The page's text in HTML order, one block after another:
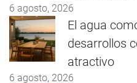
6 agosto, 2026
El agua
desarrollos
atractivo
6 agosto, 2026